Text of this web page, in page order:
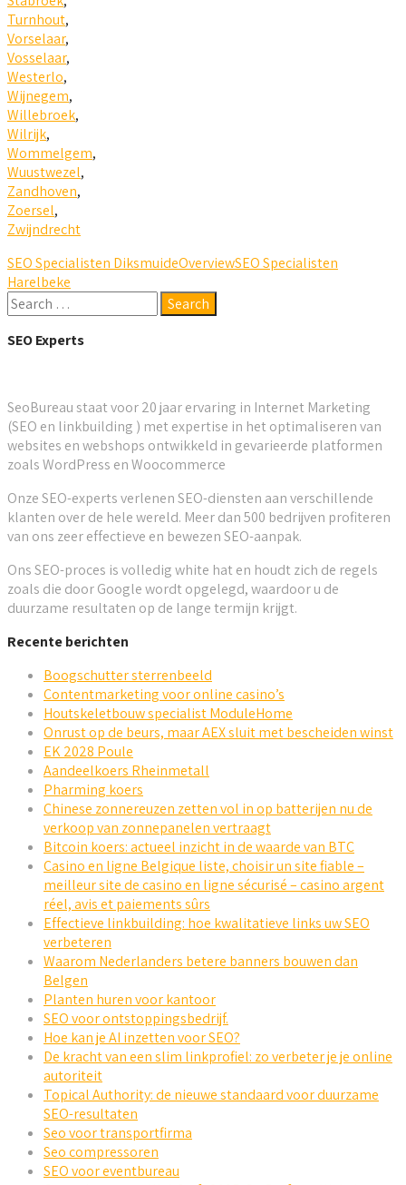
Turnhout,
Vorselaar,
Vosselaar,
Westerlo,
Wijnegem,
Willebroek,
Wilrijk,
Wommelgem,
Wuustwezel,
Zandhoven,
Zoersel,
Zwijndrecht
SEO Specialisten DiksmuideOverviewSEO Specialisten
Harelbeke
SEO Experts
SeoBureau staat voor 20 jaar ervaring in Internet Marketing
(SEO en linkbuilding ) met expertise in het optimaliseren van
websites en webshops ontwikkeld in gevarieerde platformen
zoals WordPress en Woocommerce
Onze SEO-experts verlenen SEO-diensten aan verschillende
klanten over de hele wereld. Meer dan 500 bedrijven profiteren
van ons zeer effectieve en bewezen SEO-aanpak.
Ons SEO-proces is volledig white hat en houdt zich de regels
zoals die door Google wordt opgelegd, waardoor u de
duurzame resultaten op de lange termijn krijgt.
Recente berichten
Boogschutter sterrenbeeld
Contentmarketing voor online casino’s
Houtskeletbouw specialist ModuleHome
Onrust op de beurs, maar AEX sluit met bescheiden winst
EK 2028 Poule
Aandeelkoers Rheinmetall
Pharming koers
Chinese zonnereuzen zetten vol in op batterijen nu de
verkoop van zonnepanelen vertraagt
Bitcoin koers: actueel inzicht in de waarde van BTC
Casino en ligne Belgique liste, choisir un site fiable –
meilleur site de casino en ligne sécurisé – casino argent
réel, avis et paiements sûrs
Effectieve linkbuilding: hoe kwalitatieve links uw SEO
verbeteren
Waarom Nederlanders betere banners bouwen dan
Belgen
Planten huren voor kantoor
SEO voor ontstoppingsbedrijf.
Hoe kan je AI inzetten voor SEO?
De kracht van een slim linkprofiel: zo verbeter je je online
autoriteit
Topical Authority: de nieuwe standaard voor duurzame
SEO-resultaten
Seo voor transportfirma
Seo compressoren
SEO voor eventbureau